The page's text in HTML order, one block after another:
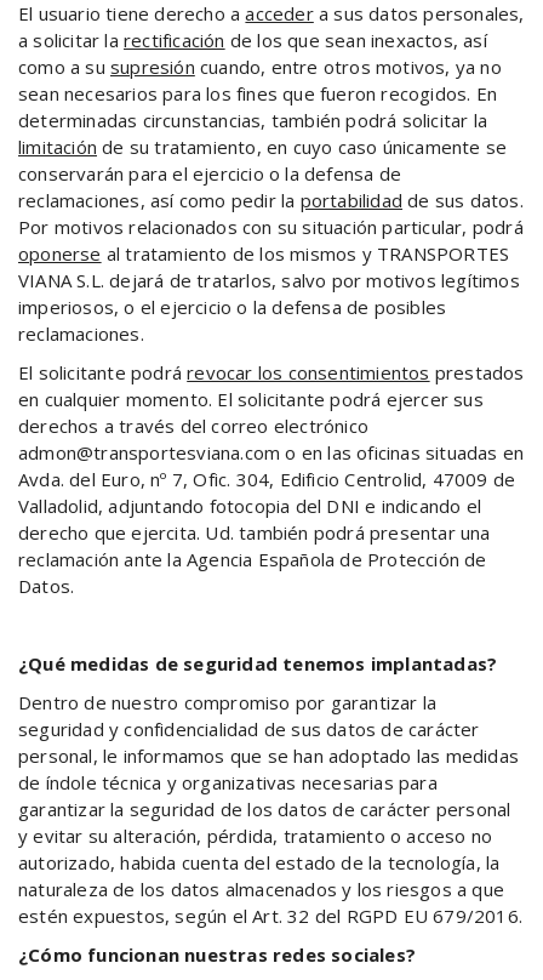
El usuario tiene derecho aaccedera sus datos personales,
a solicitar la rectificación de los que sean inexactos, así
como a su supresión cuando, entre otros motivos, ya no
sean necesarios para los fines que fueron recogidos. En
determinadas circunstancias, también podrá solicitar la
limitación de su tratamiento, en cuyo caso únicamente se
conservarán para el ejercicio o la defensa de
reclamaciones, así como pedir la portabilidad de sus datos.
Por motivos relacionados con su situación particular, podrá
oponerse al tratamiento de los mismos y TRANSPORTES
VIANA S.L. dejará de tratarlos, salvo por motivos legítimos
imperiosos, o el ejercicio o la defensa de posibles
reclamaciones.
El solicitante podrárevocar los consentimientos prestados
en cualquier momento. El solicitante podrá ejercer sus
derechos a través del correo electrónico
admon@transportesviana.com o en las oficinas situadas en
Avda. del Euro, nº 7, Ofic. 304, Edificio Centrolid, 47009 de
Valladolid, adjuntando fotocopia del DNI e indicando el
derecho que ejercita. Ud. también podrá presentar una
reclamación ante la Agencia Española de Protección de
Datos.
¿Qué medidas de seguridad tenemos implantadas?
Dentro de nuestro compromiso por garantizar la
seguridad y confidencialidad de sus datos de carácter
personal, le informamos que se han adoptado las medidas
de índole técnica y organizativas necesarias para
garantizar la seguridad de los datos de carácter personal
y evitar su alteración, pérdida, tratamiento o acceso no
autorizado, habida cuenta del estado de la tecnología, la
naturaleza de los datos almacenados y los riesgos a que
estén expuestos, según el Art. 32 del RGPD EU 679/2016.
¿Cómo funcionan nuestras redes sociales?